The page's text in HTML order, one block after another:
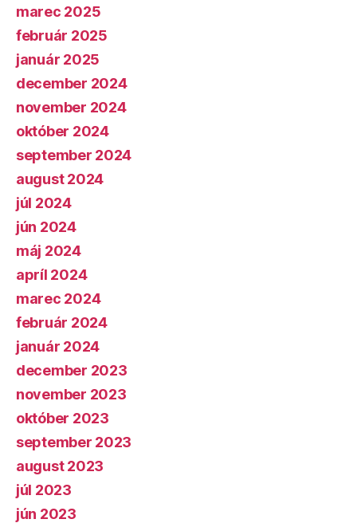
marec 2025
február 2025
január 2025
december 2024
november 2024
október 2024
september 2024
august 2024
júl 2024
jún 2024
máj 2024
apríl 2024
marec 2024
február 2024
január 2024
december 2023
november 2023
október 2023
september 2023
august 2023
júl 2023
jún 2023